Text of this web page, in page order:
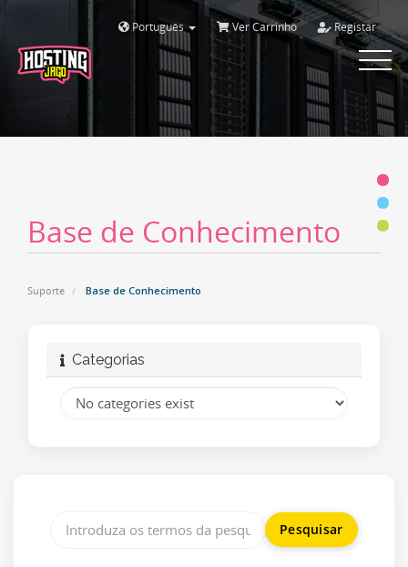
Português Ver Carrinho Registar
Toggle
Base de Conhecimento
Suporte Base de Conhecimento
Categorias